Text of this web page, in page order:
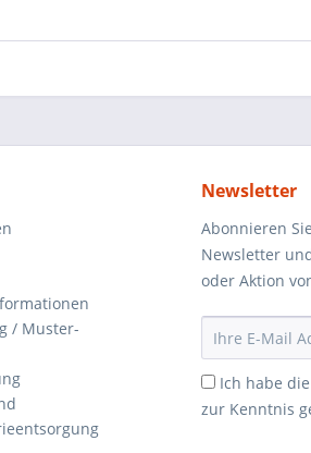
/ Muster-
Newsletter
Abonnieren
Newsletter
oder Aktion
Ich habe die
zur Kenntnis